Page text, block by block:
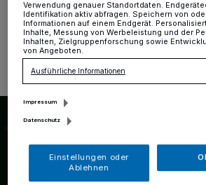
22.02.2021 , 19:08 Uhr Eine Minute
Verwendung genauer Standortdaten.
Identifikation aktiv abfragen. Speichern von
Informationen auf einem Endgerät.
Inhalte, Messung von Werbeleistung und der
Inhalten, Zielgruppenforschung sowie
von Angeboten.
Ausführliche Informationen
Impressum
Datenschutz
Einstellungen oder
Ablehnen